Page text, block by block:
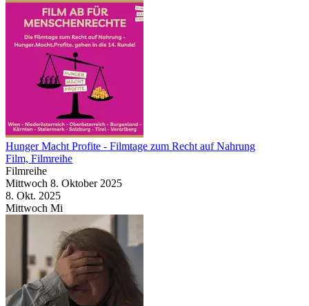
Hunger Macht Profite - Filmtage zum Recht auf Nahrung
Film, Filmreihe
Filmreihe
Mittwoch 8. Oktober 2025
8. Okt. 2025
Mittwoch Mi